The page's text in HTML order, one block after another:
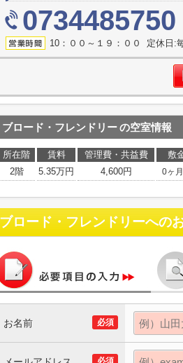
0734485750
10：００～１９：００ 定休日:
ブロード・フレンドリーの空室情報
所在階 賃料 管理費・共益費 敷
2階
5.35万円 4,600円 0ヶ月
ブロード・フレンドリーへの
必須
お名前
必須